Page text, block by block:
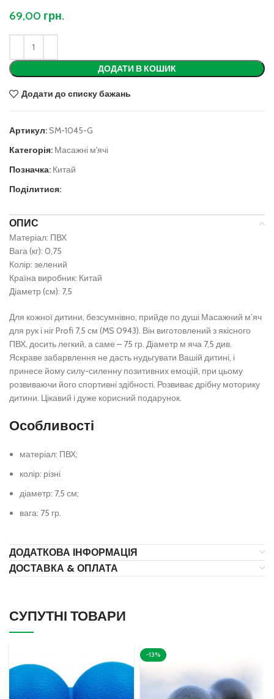
69,00 грн.
ДОДАТИ В КОШИК
Додати до списку бажань
Артикул:SM-1045-G
Категорія: Масажні м'ячі
Позначка: Китай
Поділитися:
ОПИС
Матеріал: ПВХ
Вага (кг): 0,75
Колір: зелений
Країна виробник: Китай
Діаметр (см): 7,5
Для кожної дитини, безсумнівно, прийде по душі Масажний м’яч
для рук і ніг Profi 7,5 см (MS 0943). Він виготовлений з якісного
ПВХ, досить легкий, а саме – 75 гр. Діаметр м яча 7,5 див.
Яскраве забарвлення не дасть нудьгувати Вашій дитині, і
принесе йому силу-силенну позитивних емоцій, при цьому
розвиваючи його спортивні здібності. Розвиває дрібну моторику
дитини. Цікавий і дуже корисний подарунок.
Особливості
матеріал: ПВХ;
колір: різні
діаметр: 7,5 см;
вага: 75 гр.
ДОДАТКОВА ІНФОРМАЦІЯ
ДОСТАВКА & ОПЛАТА
СУПУТНІ ТОВАРИ
-13%